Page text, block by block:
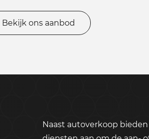
Bekijk ons aanbod
Naast autoverkoop